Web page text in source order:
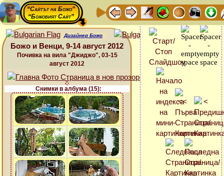
“Сайтът на Божо”
“Божовият Сайт”
Дизайнер Божо
Божо и Венци, 9-14 август 2012
Почивка на вила "Джиджо", 03-15
август 2012
Снимки в албума (15):